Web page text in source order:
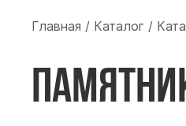
Главная / Каталог /